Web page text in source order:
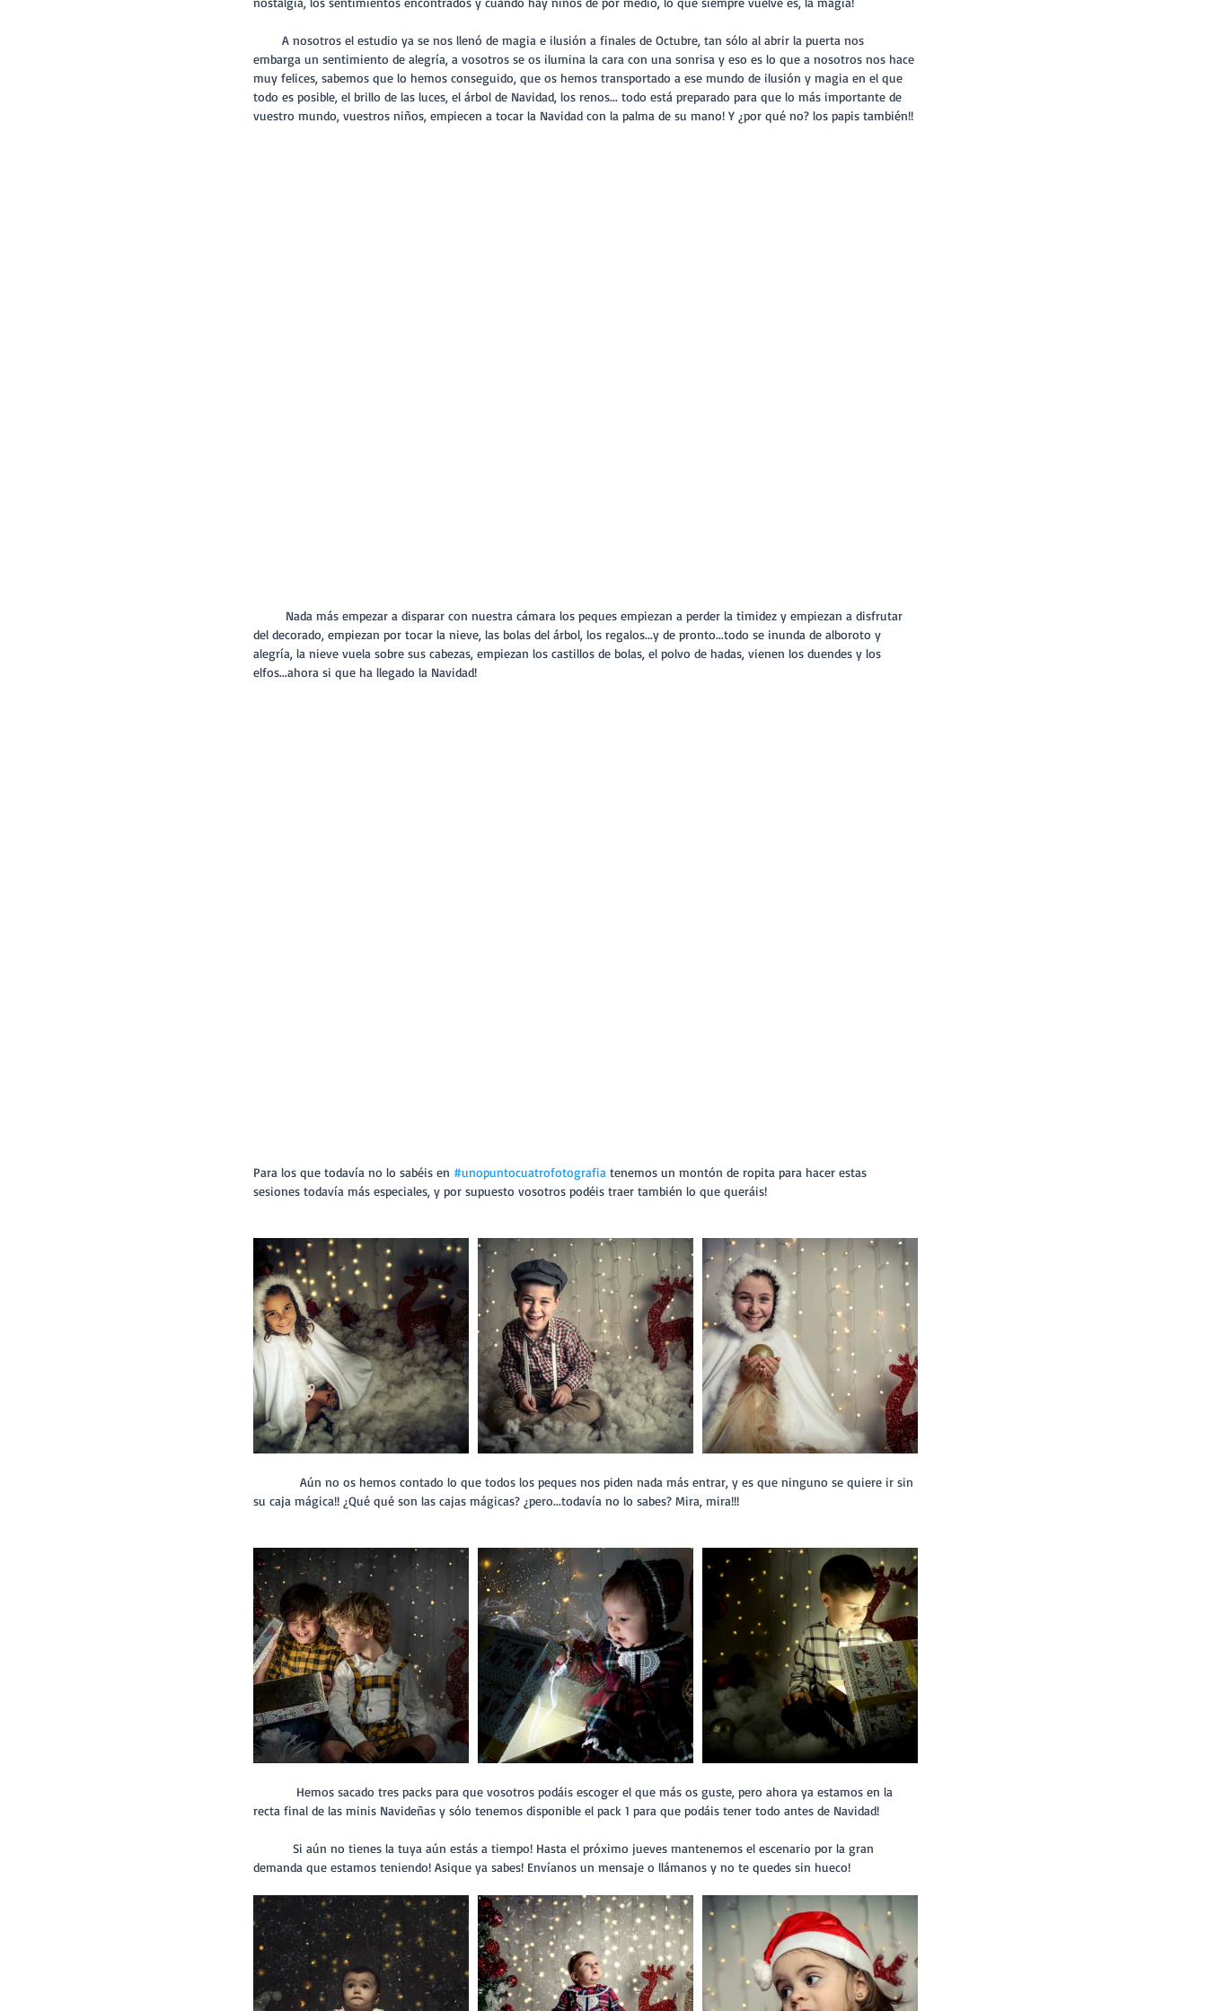
embarga un sentimiento de alegría, a vosotros se os ilumina la cara con una sonrisa y eso es lo que a nosotros nos hace
muy felices, sabemos que lo hemos conseguido, que os hemos transportado a ese mundo de ilusión y magia en el que
todo es posible, el brillo de las luces, el árbol de Navidad, los renos... todo está preparado para que lo más importante de
vuestro mundo, vuestros niños, empiecen a tocar la Navidad con la palma de su mano! Y ¿por qué no? los papis también!!
del decorado, empiezan por tocar la nieve, las bolas del árbol, los regalos...y de pronto...todo se inunda de alboroto y
alegría, la nieve vuela sobre sus cabezas, empiezan los castillos de bolas, el polvo de hadas, vienen los duendes y los
elfos...ahora si que ha llegado la Navidad!
Para los que todavía no lo sabéis en #unopuntocuatrofotografia tenemos un montón de ropita para hacer estas
sesiones todavía más especiales, y por supuesto vosotros podéis traer también lo que queráis!
su caja mágica!! ¿Qué qué son las cajas mágicas? ¿pero...todavía no lo sabes? Mira, mira!!!
recta final de las minis Navideñas y sólo tenemos disponible el pack 1 para que podáis tener todo antes de Navidad!
demanda que estamos teniendo! Asique ya sabes! Envíanos un mensaje o llámanos y no te quedes sin hueco!